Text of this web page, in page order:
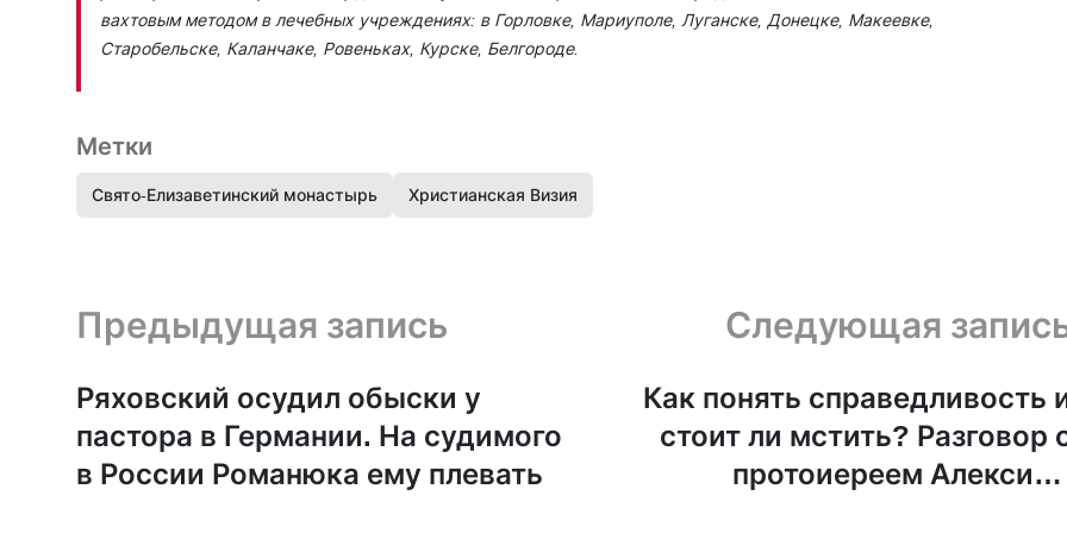
вахтовым методом в лечебных учреждениях: в Горловке, Мариуполе, Луганске, Донецке, Макеевке,
Старобельске, Каланчаке, Ровеньках, Курске, Белгороде.
Метки
Свято-Елизаветинский монастырь Христианская Визия
Предыдущая запись и следующая запись
Предыдущая запись
Ряховский осудил обыски у
пастора в Германии. На судимого
в России Романюка ему плевать
Следующая
Как понять справедливость
стоит ли мстить? Разговор
протоиереем Алексием